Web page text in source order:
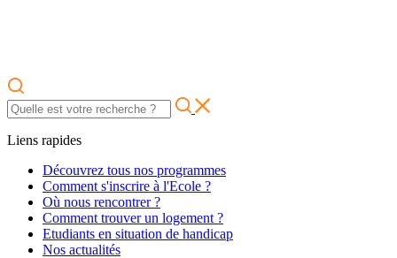
Liens rapides
Découvrez tous nos programmes
Comment s'inscrire à l'Ecole ?
Où nous rencontrer ?
Comment trouver un logement ?
Etudiants en situation de handicap
Nos actualités